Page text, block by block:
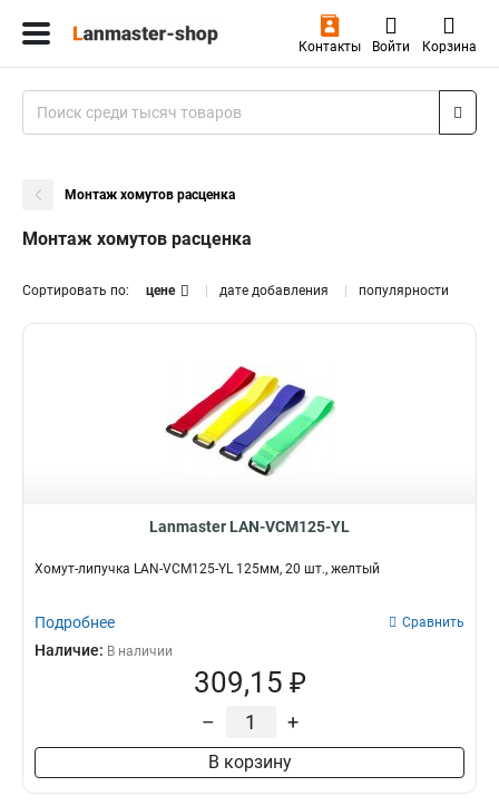
Контакты Войти Корзина
Монтаж хомутов расценка
Монтаж хомутов расценка
Сортировать по: цене дате добавления популярности
Lanmaster LAN-VCM125-YL
Хомут-липучка LAN-VCM125-YL 125мм, 20 шт., желтый
Подробнее Сравнить
Наличие: В наличии
309,15 ₽
– +
В корзину